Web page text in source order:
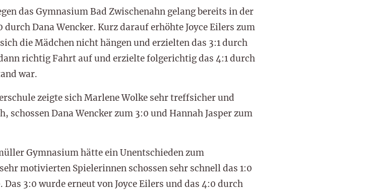
das Gymnasium Bad Zwischenahn gelang bereits in der
Dana Wencker. Kurz darauf erhöhte Joyce Eilers zum
die Mädchen nicht hängen und erzielten das 3:1 durch
richtig Fahrt auf und erzielte folgerichtig das 4:1 durch
war.
zeigte sich Marlene Wolke sehr treffsicher und
schossen Dana Wencker zum 3:0 und Hannah Jasper zum
Gymnasium hätte ein Unentschieden zum
motivierten Spielerinnen schossen sehr schnell das 1:0
3:0 wurde erneut von Joyce Eilers und das 4:0 durch